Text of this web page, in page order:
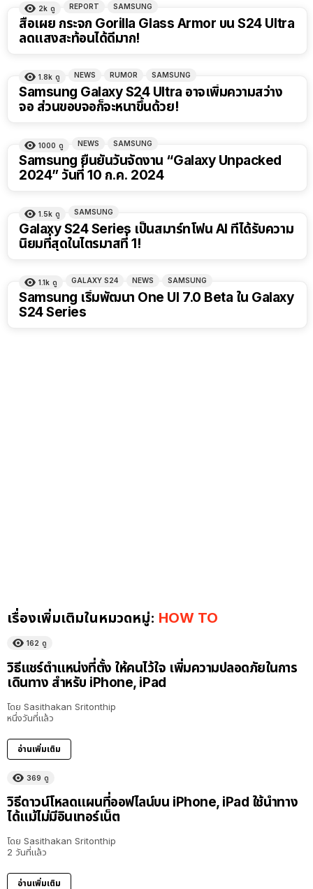
2k ดู REPORT SAMSUNG
สื่อเผย กระจก Gorilla Glass Armor บน S24 Ultra
ลดแสงสะท้อนได้ดีมาก!
1.8k ดู NEWS RUMOR SAMSUNG
Samsung Galaxy S24 Ultra อาจเพิ่มความสว่าง
จอ ส่วนขอบจอก็จะหนาขึ้นด้วย!
1000 ดู NEWS SAMSUNG
Samsung ยืนยันวันจัดงาน “Galaxy Unpacked
2024” วันที่ 10 ก.ค. 2024
1.5k ดู SAMSUNG
Galaxy S24 Series เป็นสมาร์ทโฟน AI ที่ได้รับความ
นิยมที่สุดในไตรมาสที่ 1!
1.1k ดู GALAXY S24 NEWS SAMSUNG
Samsung เริ่มพัฒนา One UI 7.0 Beta ใน Galaxy
S24 Series
เรื่องเพิ่มเติมในหมวดหมู่: HOW TO
162 ดู
วิธีแชร์ตำแหน่งที่ตั้ง ให้คนไว้ใจ เพิ่มความปลอดภัยในการ
เดินทาง สำหรับ iPhone, iPad
โดย Sasithakan Sritonthip
หนึ่งวันที่แล้ว
อ่านเพิ่มเติม
369 ดู
วิธีดาวน์โหลดแผนที่ออฟไลน์บน iPhone, iPad ใช้นำทาง
ได้แม้ไม่มีอินเทอร์เน็ต
โดย Sasithakan Sritonthip
2 วันที่แล้ว
อ่านเพิ่มเติม